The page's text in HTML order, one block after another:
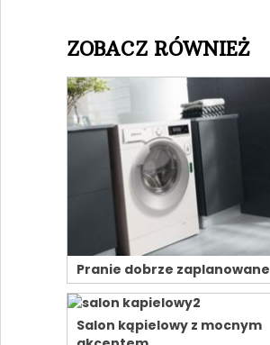
ZOBACZ RÓWNIEŻ
Pranie dobrze zaplanowane
Salon kąpielowy z mocnym